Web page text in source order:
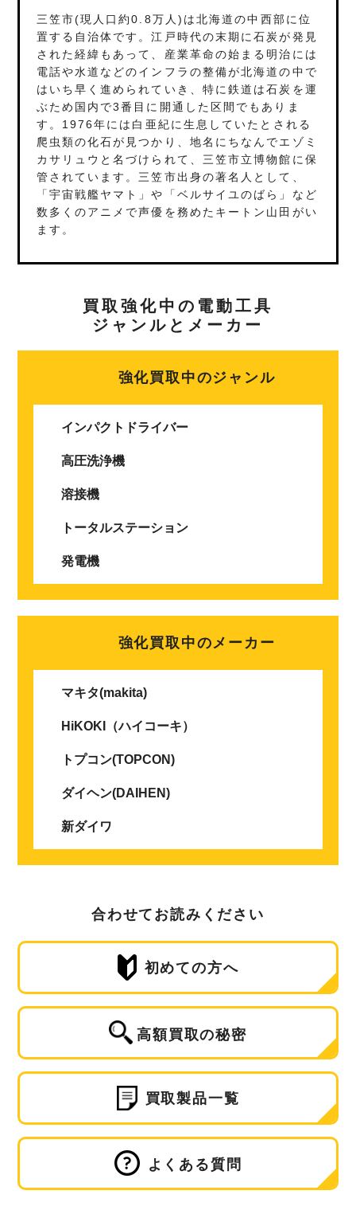
三笠市(現人口約0.8万人)は北海道の中西部に位
置する自治体です。江戸時代の末期に石炭が発見
された経緯もあって、産業革命の始まる明治には
電話や水道などのインフラの整備が北海道の中で
はいち早く進められていき、特に鉄道は石炭を運
ぶため国内で3番目に開通した区間でもありま
す。1976年には白亜紀に生息していたとされる
爬虫類の化石が見つかり、地名にちなんでエゾミ
カサリュウと名づけられて、三笠市立博物館に保
管されています。三笠市出身の著名人として、
「宇宙戦艦ヤマト」や「ベルサイユのばら」など
数多くのアニメで声優を務めたキートン山田がい
ます。
買取強化中の電動工具
ジャンルとメーカー
強化買取中のジャンル
インパクトドライバー
高圧洗浄機
溶接機
トータルステーション
発電機
強化買取中のメーカー
マキタ(makita)
HiKOKI（ハイコーキ）
トプコン(TOPCON)
ダイヘン(DAIHEN)
新ダイワ
合わせてお読みください
初めての方へ
高額買取の秘密
買取製品一覧
よくある質問